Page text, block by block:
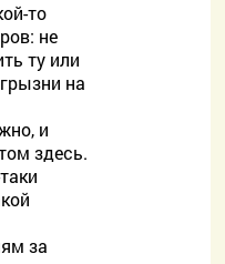
то
не
ту или
на
и
здесь.
за